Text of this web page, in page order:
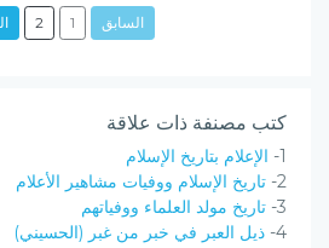
السابق 1
2
كتب مصنفة ذات علاقة
1- الإعلام بتاريخ الإسلام
2- تاريخ الإسلام ووفيات مشاهير الأعلام
3- تاريخ مولد العلماء ووفياتهم
4- ذيل العبر في خبر من غبر (الحسيني)